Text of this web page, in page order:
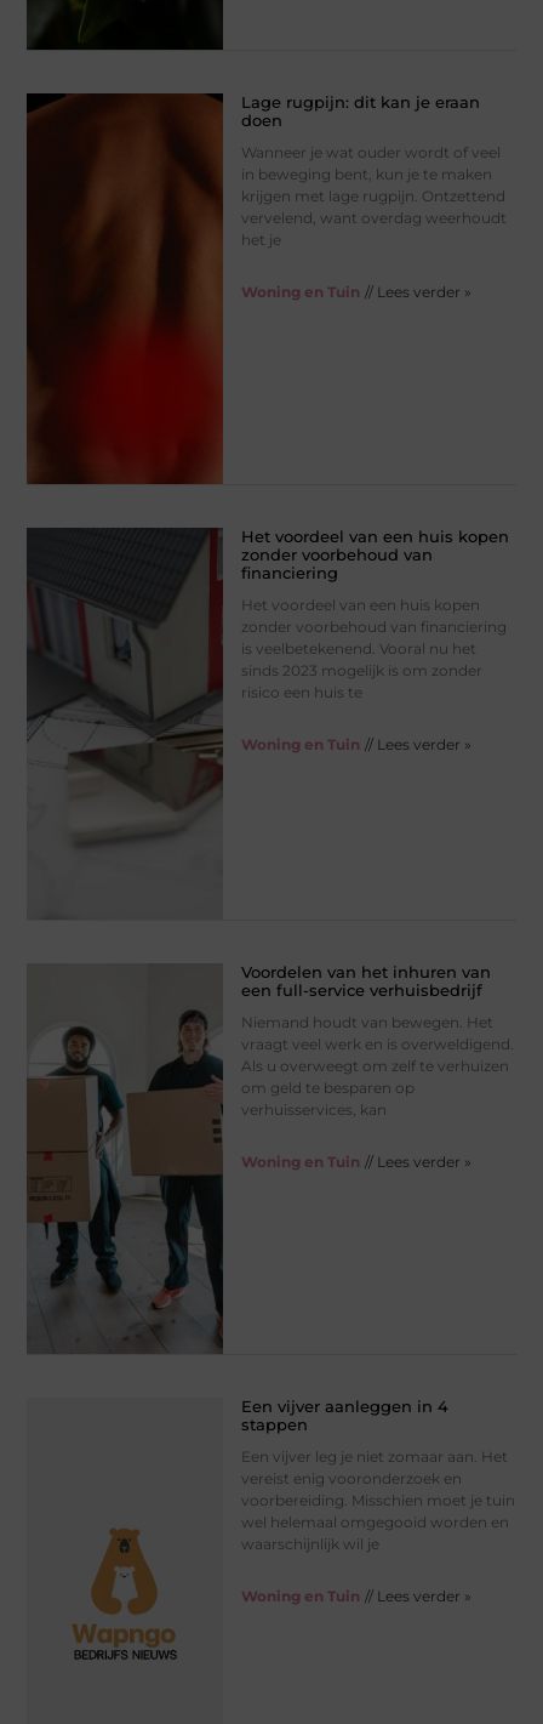
Lage rugpijn: dit kan je eraan
doen
Wanneer je wat ouder wordt of veel
in beweging bent, kun je te maken
krijgen met lage rugpijn. Ontzettend
vervelend, want overdag weerhoudt
het je
Woning en Tuin // Lees verder »
Het voordeel van een huis kopen
zonder voorbehoud van
financiering
Het voordeel van een huis kopen
zonder voorbehoud van financiering
is veelbetekenend. Vooral nu het
sinds 2023 mogelijk is om zonder
risico een huis te
Woning en Tuin // Lees verder »
Voordelen van het inhuren van
een full-service verhuisbedrijf
Niemand houdt van bewegen. Het
vraagt ​​veel werk en is overweldigend.
Als u overweegt om zelf te verhuizen
om geld te besparen op
verhuisservices, kan
Woning en Tuin // Lees verder »
Een vijver aanleggen in 4
stappen
Een vijver leg je niet zomaar aan. Het
vereist enig vooronderzoek en
voorbereiding. Misschien moet je tuin
wel helemaal omgegooid worden en
waarschijnlijk wil je
Woning en Tuin // Lees verder »